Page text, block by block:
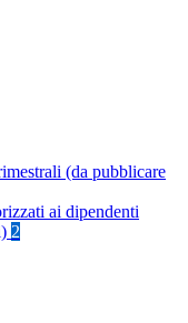
(da pubblicare
ai dipendenti
2